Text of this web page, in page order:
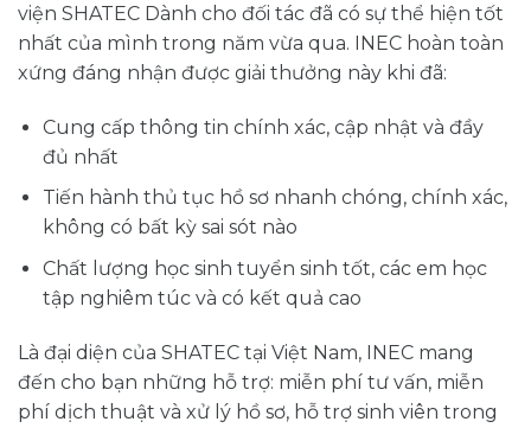
viện SHATEC Dành cho đối tác đã có sự thể hiện tốt
nhất của mình trong năm vừa qua. INEC hoàn toàn
xứng đáng nhận được giải thưởng này khi đã:
Cung cấp thông tin chính xác, cập nhật và đầy
đủ nhất
Tiến hành thủ tục hồ sơ nhanh chóng, chính xác,
không có bất kỳ sai sót nào
Chất lượng học sinh tuyển sinh tốt, các em học
tập nghiêm túc và có kết quả cao
Là đại diện của SHATEC tại Việt Nam, INEC mang
đến cho bạn những hỗ trợ: miễn phí tư vấn, miễn
phí dịch thuật và xử lý hồ sơ, hỗ trợ sinh viên trong